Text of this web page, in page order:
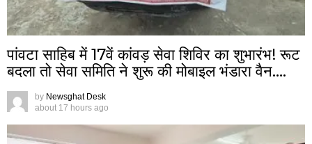
पांवटा साहिब में 17वें कांवड़ सेवा शिविर का शुभारंभ! रूट
बदला तो सेवा समिति ने शुरू की मोबाइल भंडारा वैन….
by Newsghat Desk
about 17 hours ago